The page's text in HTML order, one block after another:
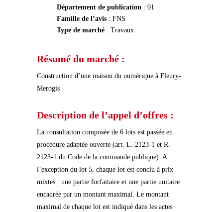
Département de publication : 91
Famille de l’avis : FNS
Type de marché : Travaux
Résumé du marché :
Construction d’une maison du numérique à Fleury-
Merogis
Description de l’appel d’offres :
La consultation composée de 6 lots est passée en
procédure adaptée ouverte (art. L. 2123-1 et R.
2123-1 du Code de la commande publique). A
l’exception du lot 5, chaque lot est conclu à prix
mixtes : une partie forfaitaire et une partie unitaire
encadrée par un montant maximal. Le montant
maximal de chaque lot est indiqué dans les actes